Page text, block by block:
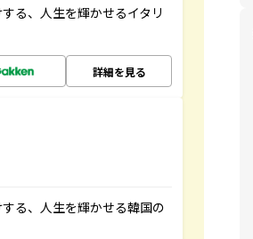
る、人生を輝かせるイタリ
詳細を見る
る、人生を輝かせる韓国の